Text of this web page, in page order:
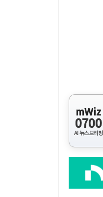
mWiz
0700
AI 뉴스브리핑